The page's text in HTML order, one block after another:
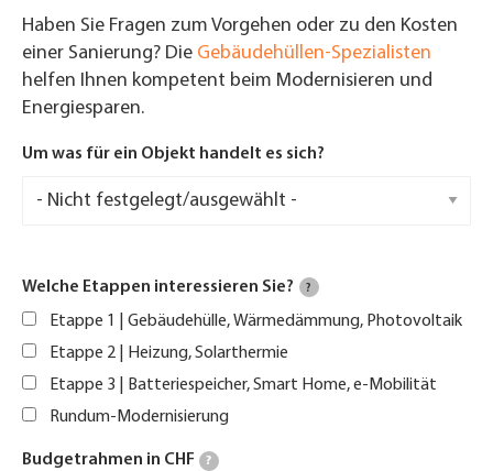
Haben Sie Fragen zum Vorgehen oder zu den Kosten
einer Sanierung? Die Gebäudehüllen-Spezialisten
helfen Ihnen kompetent beim Modernisieren und
Energiesparen.
Um was für ein Objekt handelt es sich?
Welche Etappen interessieren Sie? ?
Etappe 1 | Gebäudehülle, Wärmedämmung, Photovoltaik
Etappe 2 | Heizung, Solarthermie
Etappe 3 | Batteriespeicher, Smart Home, e-Mobilität
Rundum-Modernisierung
Budgetrahmen in CHF ?